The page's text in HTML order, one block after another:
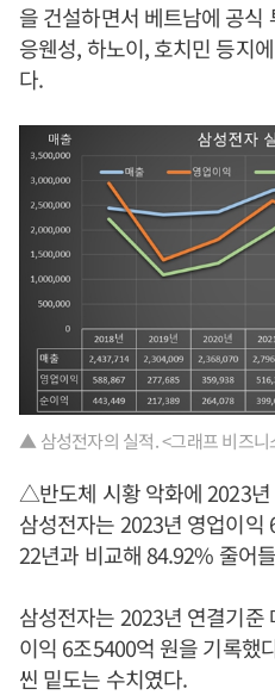
을 건설하면서 베트남에 공식
응웬성, 하노이, 호치민 등지
다.
▲ 삼성전자의 실적. <그래프 비즈니
△반도체 시황 악화에 2023
삼성전자는 2023년 영업이
22년과 비교해 84.92% 줄어
삼성전자는 2023년 연결기준
이익 6조5400억 원을 기록했
씬 밑도는 수치였다.